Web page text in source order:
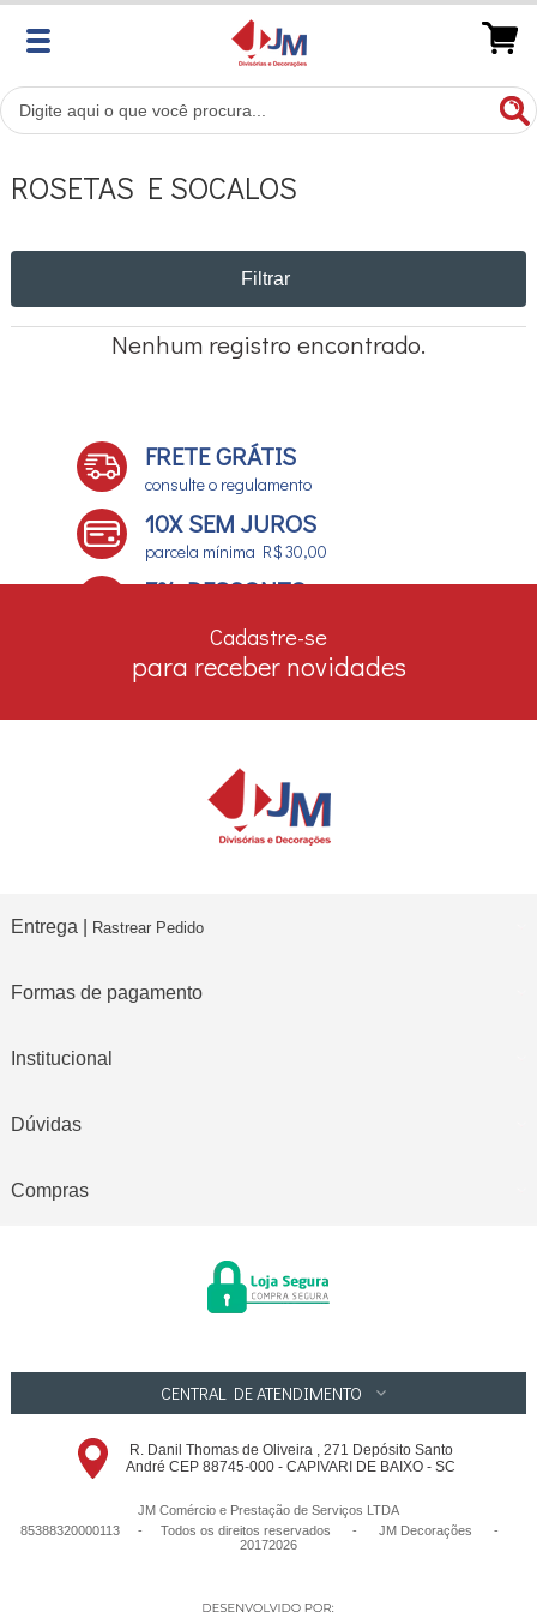
ROSETAS E SOCALOS
Filtrar
Nenhum registro encontrado.
FRETE GRÁTIS
consulte o regulamento
10X SEM JUROS
parcela mínima R$ 30,00
7% DESCONTO
Cadastre-se
para receber novidades
Entrega | Rastrear Pedido
Formas de pagamento
Institucional
Dúvidas
Compras
CENTRAL DE ATENDIMENTO
R. Danil Thomas de Oliveira , 271 Depósito Santo
André CEP 88745-000 - CAPIVARI DE BAIXO - SC
JM Comércio e Prestação de Serviços LTDA
85388320000113 - Todos os direitos reservados
- JM Decorações
-
20172026